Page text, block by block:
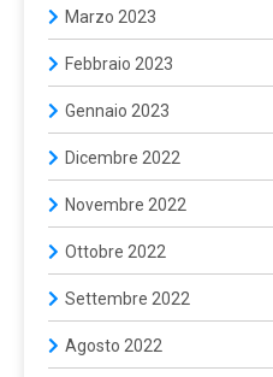
Marzo 2023
Febbraio 2023
Gennaio 2023
Dicembre 2022
Novembre 2022
Ottobre 2022
Settembre 2022
Agosto 2022